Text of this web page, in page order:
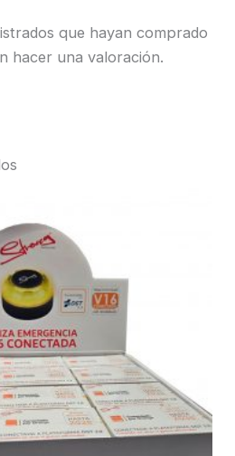
que hayan comprado
hacer una valoración.